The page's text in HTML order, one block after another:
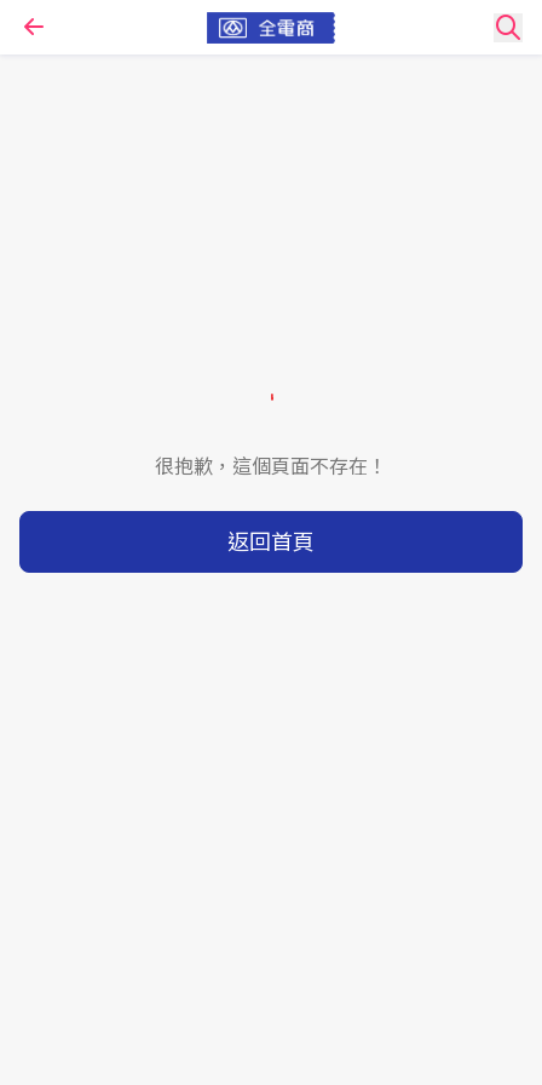
很抱歉，這個頁面不存在！
返回首頁